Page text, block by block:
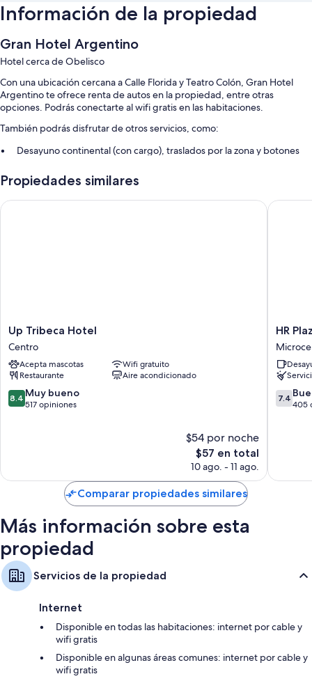
Información de la propiedad
Gran Hotel Argentino
Hotel cerca de Obelisco
Con una ubicación cercana a Calle Florida y Teatro Colón, Gran Hotel
Argentino te ofrece renta de autos en la propiedad, entre otras
opciones. Podrás conectarte al wifi gratis en las habitaciones.
También podrás disfrutar de otros servicios, como:
Desayuno continental (con cargo), traslados por la zona y botones
equipaje
Caja de seguridad en la recepción, personal multilingüe y recepción
Otros de los servicios que también encontrarás incluyen:
Baños con tinas profundas y amenidades de baño gratuitas
Televisiones de alta definición de 26 pulgadas con canales de
televisión premium
Servicio de limpieza diario y teléfonos
Propiedades similares
Up
Tribeca
Hotel
Centro
Up Tribeca Hotel
Centro
Acepta mascotas
Wifi gratuito
Restaurante
Aire acondicionado
8.4
de
8.4 Muy bueno
517 opiniones
$54 por noche
El
precio
es
$57 en total
10 ago. - 11 ago.
Up Tribeca Hotel
HR
Plaza
Luxor
HR
7.4
de
7.4
405
HR
Comparar propiedades similares
Más información sobre esta
propiedad
Servicios de la propiedad
Internet
Disponible en todas las habitaciones: internet por cable y
wifi gratis
Disponible en algunas áreas comunes: internet por cable y
wifi gratis